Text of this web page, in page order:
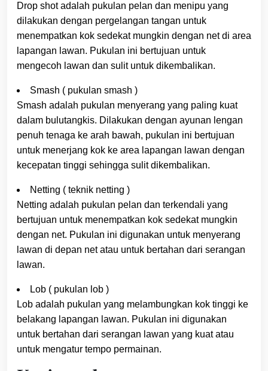
Drop shot adalah pukulan pelan dan menipu yang
dilakukan dengan pergelangan tangan untuk
menempatkan kok sedekat mungkin dengan net di area
lapangan lawan. Pukulan ini bertujuan untuk
mengecoh lawan dan sulit untuk dikembalikan.
Smash ( pukulan smash )
Smash adalah pukulan menyerang yang paling kuat
dalam bulutangkis. Dilakukan dengan ayunan lengan
penuh tenaga ke arah bawah, pukulan ini bertujuan
untuk menerjang kok ke area lapangan lawan dengan
kecepatan tinggi sehingga sulit dikembalikan.
Netting ( teknik netting )
Netting adalah pukulan pelan dan terkendali yang
bertujuan untuk menempatkan kok sedekat mungkin
dengan net. Pukulan ini digunakan untuk menyerang
lawan di depan net atau untuk bertahan dari serangan
lawan.
Lob ( pukulan lob )
Lob adalah pukulan yang melambungkan kok tinggi ke
belakang lapangan lawan. Pukulan ini digunakan
untuk bertahan dari serangan lawan yang kuat atau
untuk mengatur tempo permainan.